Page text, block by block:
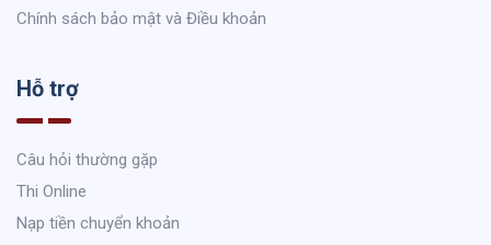
Chính sách bảo mật và Điều khoản
Hỗ trợ
Câu hỏi thường gặp
Thi Online
Nạp tiền chuyển khoản